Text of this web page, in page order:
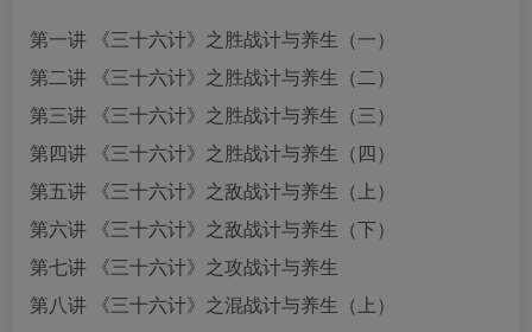
第一讲 《三十六计》之胜战计与养生（一）
第二讲 《三十六计》之胜战计与养生（二）
第三讲 《三十六计》之胜战计与养生（三）
第四讲 《三十六计》之胜战计与养生（四）
第五讲 《三十六计》之敌战计与养生（上）
第六讲 《三十六计》之敌战计与养生（下）
第七讲 《三十六计》之攻战计与养生
第八讲 《三十六计》之混战计与养生（上）